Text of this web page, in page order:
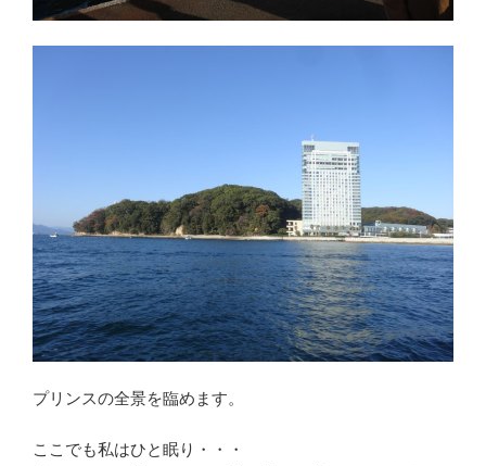
プリンスの全景を臨めます。
ここでも私はひと眠り・・・